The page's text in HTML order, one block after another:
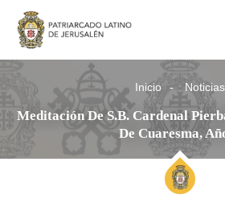
Inicio Noticias
Meditación De S.B. Cardenal
De Cuaresma,